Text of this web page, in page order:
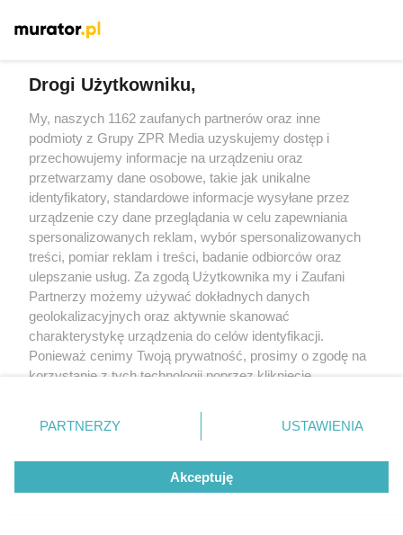
Drogi Użytkowniku,
My, naszych 1162 zaufanych partnerów oraz inne
podmioty z Grupy ZPR Media uzyskujemy dostęp i
przechowujemy informacje na urządzeniu oraz
przetwarzamy dane osobowe, takie jak unikalne
identyfikatory, standardowe informacje wysyłane przez
urządzenie czy dane przeglądania w celu zapewniania
spersonalizowanych reklam, wybór spersonalizowanych
treści, pomiar reklam i treści, badanie odbiorców oraz
ulepszanie usług. Za zgodą Użytkownika my i Zaufani
Partnerzy możemy używać dokładnych danych
geolokalizacyjnych oraz aktywnie skanować
charakterystykę urządzenia do celów identyfikacji.
Ponieważ cenimy Twoją prywatność, prosimy o zgodę na
korzystanie z tych technologii poprzez kliknięcie
zmienić/wycofać klikając przycisk ustawień prywatności
znajdujący się w lewym dolnym rogu strony
rodzaje przetwarzania danych nie wymagają zgody
użytkownika, ale masz prawo sprzeciwić się takiemu
przetwarzaniu. Preferencje będą miały zastosowanie tylko
PARTNERZY USTAWIENIA
Akceptuję